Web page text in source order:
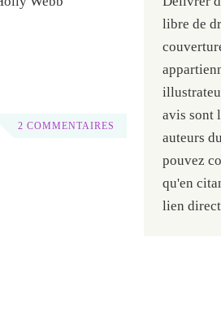
2 COMMENTAIRES
libre de
avis sont
auteurs
pouvez
qu'en
lien